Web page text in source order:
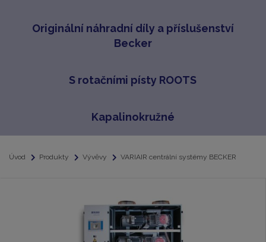
Originální náhradní díly a příslušenství
Becker
S rotačními písty ROOTS
Kapalinokružné
Úvod Produkty Vývěvy VARIAIR centrální systémy BECKER